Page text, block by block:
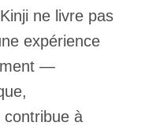
ne livre pas
expérience
—
à